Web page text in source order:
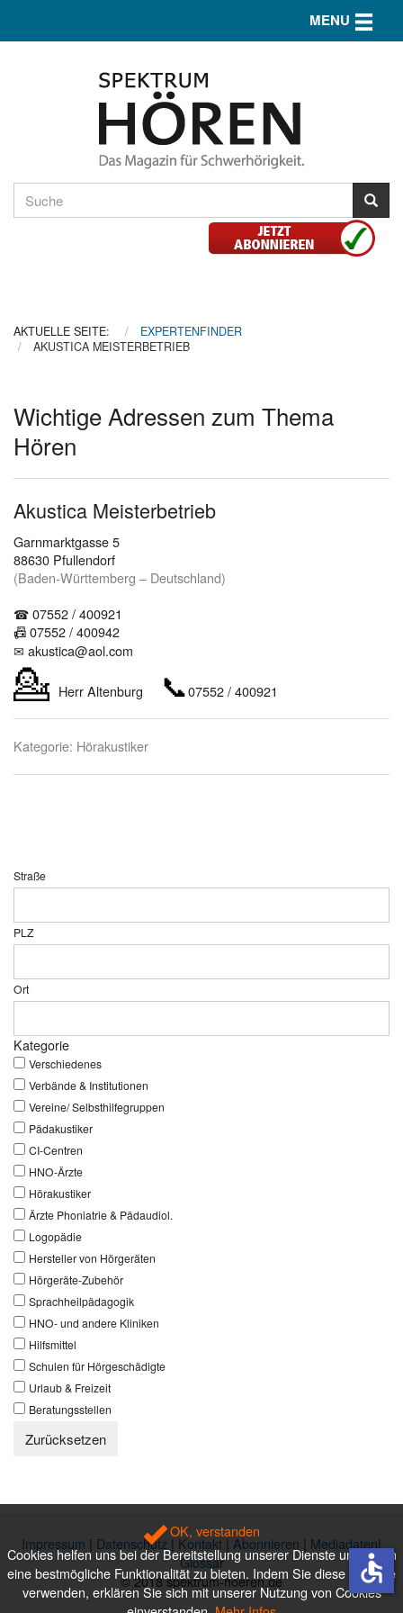
MENU Toggle
AKTUELLE SEITE:
EXPERTENFINDER
AKUSTICA MEISTERBETRIEB
Wichtige Adressen zum Thema
Hören
Akustica Meisterbetrieb
Garnmarktgasse 5
88630 Pfullendorf
(Baden-Württemberg – Deutschland)
☎ 07552 / 400921
📠 07552 / 400942
✉ akustica@aol.com
💁 Herr Altenburg 📞07552 / 400921
Kategorie: Hörakustiker
Straße
PLZ
Ort
Kategorie
Verschiedenes
Verbände & Institutionen
Vereine/ Selbsthilfegruppen
Pädakustiker
CI-Centren
HNO-Ärzte
Hörakustiker
Ärzte Phoniatrie & Pädaudiol.
Logopädie
Hersteller von Hörgeräten
Hörgeräte-Zubehör
Sprachheilpädagogik
HNO- und andere Kliniken
Hilfsmittel
Schulen für Hörgeschädigte
Urlaub & Freizeit
Beratungsstellen
Zurücksetzen
Impressum | Datenschutz | Kontakt | Abonnieren | Mediadaten|
Glossar
© 2018 spektrum-hoeren.de
OK, verstanden
Cookies helfen uns bei der Bereitstellung unserer Dienste und Ihnen
eine bestmögliche Funktionalität zu bieten. Indem Sie diese Website
verwenden, erklären Sie sich mit unserer Nutzung von Cookies
accessible